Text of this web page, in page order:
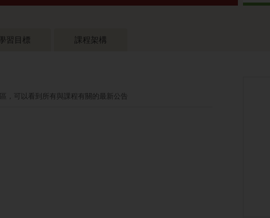
習目標 課程架構
，可以看到所有與課程有關的最新公告